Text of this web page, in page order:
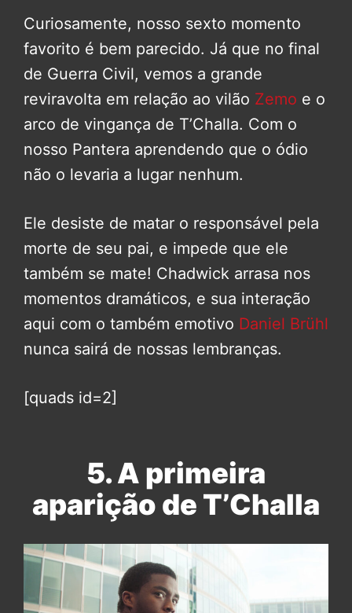
Curiosamente, nosso sexto momento
favorito é bem parecido. Já que no final
de Guerra Civil, vemos a grande
reviravolta em relação ao vilão Zemo e o
arco de vingança de T’Challa. Com o
nosso Pantera aprendendo que o ódio
não o levaria a lugar nenhum.
Ele desiste de matar o responsável pela
morte de seu pai, e impede que ele
também se mate! Chadwick arrasa nos
momentos dramáticos, e sua interação
aqui com o também emotivo Daniel Brühl
nunca sairá de nossas lembranças.
[quads id=2]
5. A primeira
aparição de T’Challa